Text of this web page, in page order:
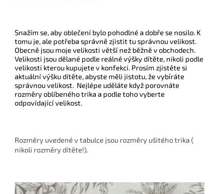
Snažím se, aby oblečení bylo pohodlné a dobře se nosilo. K
tomu je, ale potřeba správně zjistit tu správnou velikost.
Obecně jsou moje velikosti větší než běžně v obchodech.
Velikosti jsou dělané podle reálné výšky dítěte, nikoli podle
velikosti kterou kupujete v konfekci. Prosím zjistěte si
aktuální výšku dítěte, abyste měli jistotu, že vybíráte
správnou velikost. Nejlépe uděláte když porovnáte
rozměry oblíbeného trika a podle toho vyberte
odpovídající velikost.
Rozměry uvedené v tabulce jsou rozměry ušitého trika (
nikoli rozměry dítěte!).